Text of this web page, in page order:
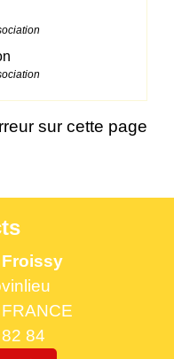
sur cette page
84